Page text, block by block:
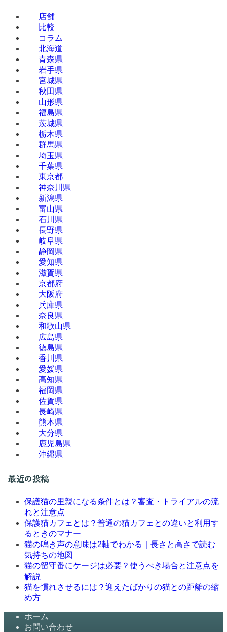
店舗
比較
コラム
北海道
青森県
岩手県
宮城県
秋田県
山形県
福島県
茨城県
栃木県
群馬県
埼玉県
千葉県
東京都
神奈川県
新潟県
富山県
石川県
長野県
岐阜県
静岡県
愛知県
滋賀県
京都府
大阪府
兵庫県
奈良県
和歌山県
広島県
徳島県
香川県
愛媛県
高知県
福岡県
佐賀県
長崎県
熊本県
大分県
鹿児島県
沖縄県
最近の投稿
保護猫の里親になる条件とは？審査・トライアルの流
れと注意点
保護猫カフェとは？普通の猫カフェとの違いと利用す
るときのマナー
猫の鳴き声の意味は2軸でわかる｜長さと高さで読む
気持ちの地図
猫の留守番にケージは必要？使うべき場合と注意点を
解説
猫を慣れさせるには？迎えたばかりの猫との距離の縮
め方
ホーム
お問い合わせ